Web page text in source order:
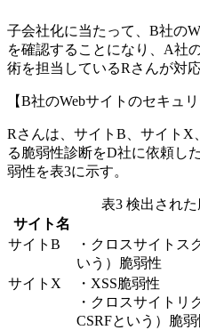
子会社化に当たって、B社の
を確認することになり、A社
術を担当しているRさんが対
【B社のWebサイトのセキュ
Rさんは、サイトB、サイト
る脆弱性診断をD社に依頼し
弱性を表3に示す。
表3 検出された
サイト名
サイトB
・クロスサイトス
いう）脆弱性
サイトX
・XSS脆弱性
・クロスサイトリ
CSRFという）脆弱